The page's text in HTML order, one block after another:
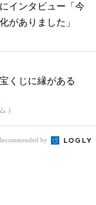
インタビュー「今
がありました」
くじに縁がある
）
by